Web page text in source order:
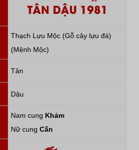
TÂN DẬU 1981
Thạch Lựu Mộc (Gỗ cây lựu đá)
(Mệnh Mộc)
Tân
Dậu
Nam cung Khảm
Nữ cung Cấn